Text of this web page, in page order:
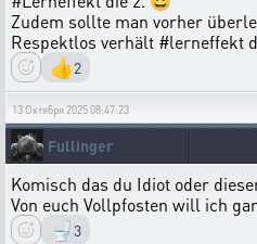
Zudem sollte man vorher
Respektlos verhält #lerneffekt
👍2
13 Октября 2025 08:47:23
Fullinger
Komisch das du Idiot oder
Von euch Vollpfosten will ich
🚽3